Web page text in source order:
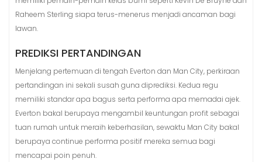
Raheem Sterling siapa terus-menerus menjadi ancaman bagi
lawan.
PREDIKSI PERTANDINGAN
Menjelang pertemuan di tengah Everton dan Man City, perkiraan
pertandingan ini sekali susah guna diprediksi. Kedua regu
memiliki standar apa bagus serta performa apa memadai ajek.
Everton bakal berupaya mengambil keuntungan profit sebagai
tuan rumah untuk meraih keberhasilan, sewaktu Man City bakal
berupaya continue performa positif mereka semua bagi
mencapai poin penuh.